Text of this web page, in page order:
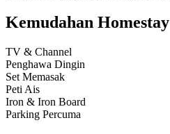
Kemudahan Homestay
TV & Channel
Penghawa Dingin
Set Memasak
Peti Ais
Iron & Iron Board
Parking Percuma